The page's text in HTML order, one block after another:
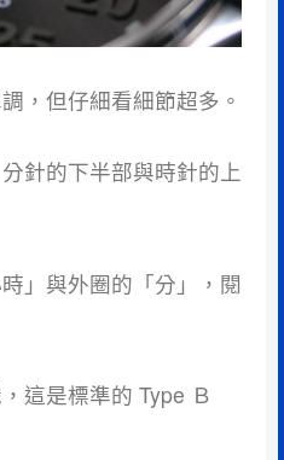
，但仔細看細節超多。
針的下半部與時針的上
」與外圈的「分」，閱
這是標準的 Type Ｂ